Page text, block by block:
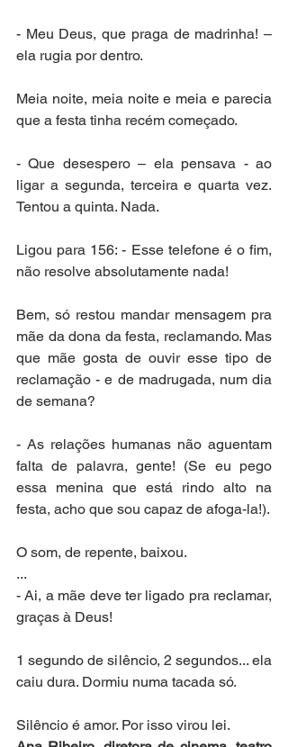
- Meu Deus, que praga de madrinha! –
ela rugia por dentro.
Meia noite, meia noite e meia e parecia
que a festa tinha recém começado.
- Que desespero – ela pensava - ao
ligar a segunda, terceira e quarta vez.
Tentou a quinta. Nada.
Ligou para 156: - Esse telefone é o fim,
não resolve absolutamente nada!
Bem, só restou mandar mensagem pra
mãe da dona da festa, reclamando. Mas
que mãe gosta de ouvir esse tipo de
reclamação - e de madrugada, num dia
de semana?
- As relações humanas não aguentam
falta de palavra, gente! (Se eu pego
essa menina que está rindo alto na
festa, acho que sou capaz de afoga-la!).
O som, de repente, baixou.
...
- Ai, a mãe deve ter ligado pra reclamar,
graças à Deus!
1 segundo de silêncio, 2 segundos... ela
caiu dura. Dormiu numa tacada só.
Silêncio é amor. Por isso virou lei.